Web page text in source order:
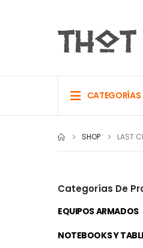
CATEGORÍAS
SHOP LAST
Categorías De
EQUIPOS ARMADOS
NOTEBOOKS Y